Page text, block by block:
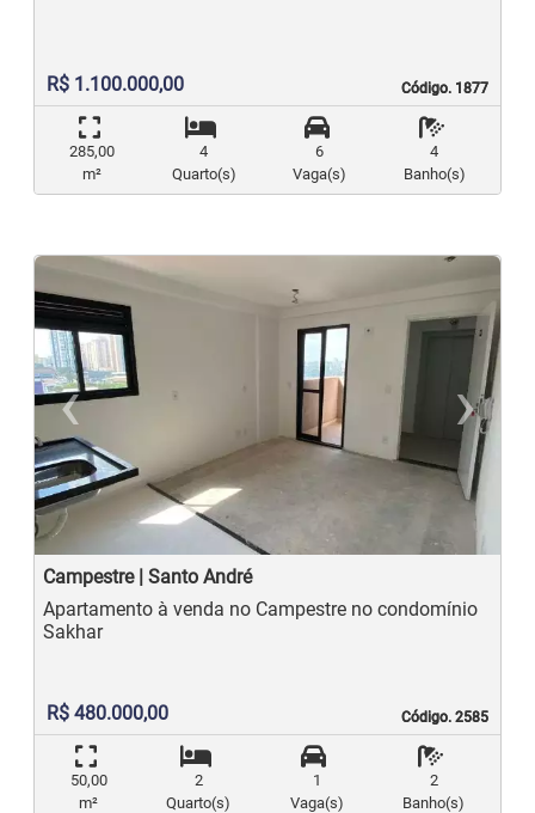
Código. 1877
Código. 1877
R$ 1.100.000,00
285,00
m²
4
Quarto(s)
6
Vaga(s)
4
Banho(s)
‹
Previous
›
Campestre | Santo André
Código. 2585
Código. 2585
Apartamento à venda no Campestre no condomínio
Sakhar
R$ 480.000,00
50,00
m²
2
Quarto(s)
1
Vaga(s)
2
Banho(s)